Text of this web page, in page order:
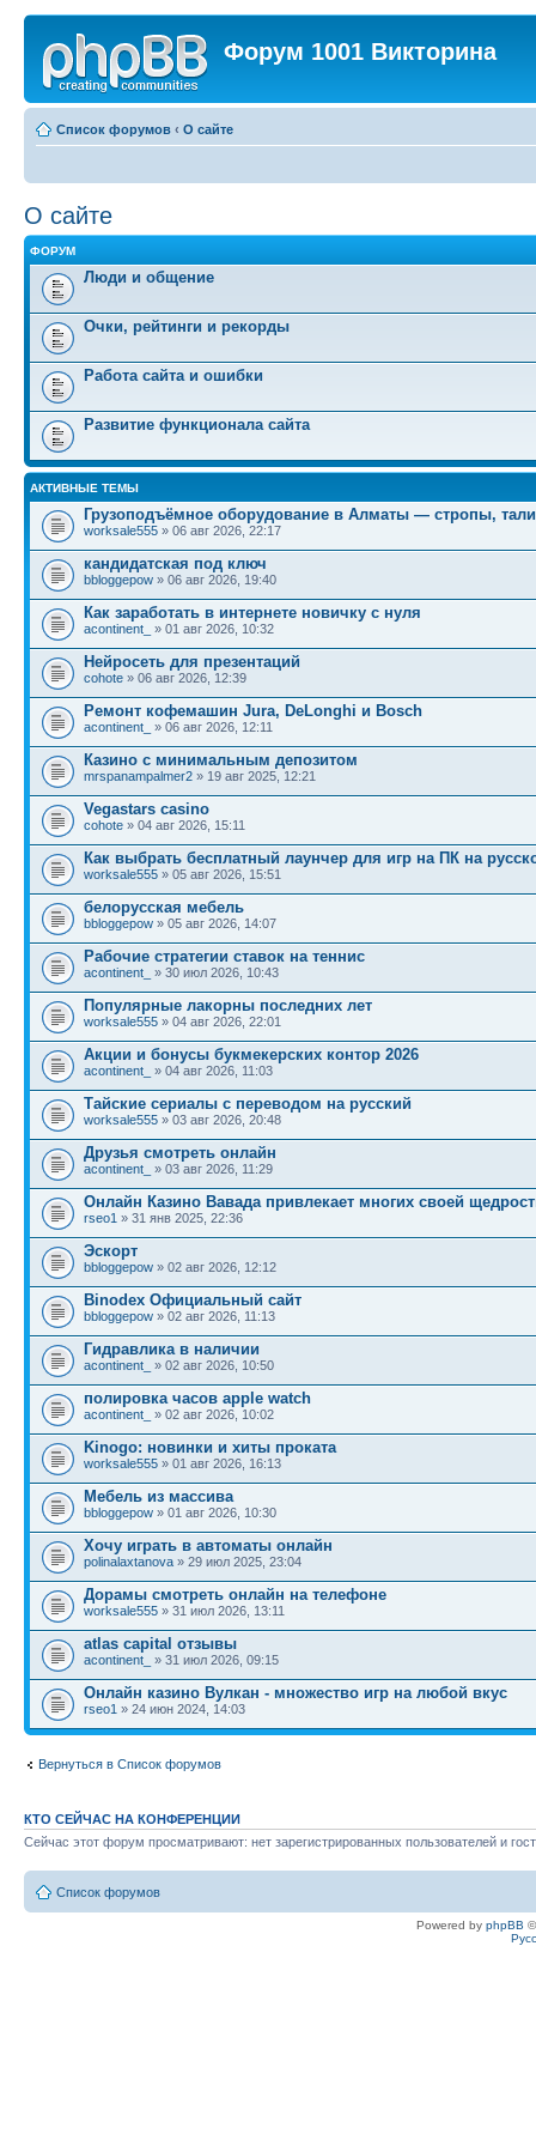
Форум 1001 Викторина
Список форумов ‹ О сайте
О сайте
ФОРУМ
Люди и общение
Очки, рейтинги и рекорды
Работа сайта и ошибки
Развитие функционала сайта
АКТИВНЫЕ ТЕМЫ
Грузоподъёмное оборудование в Алматы — стропы,
worksale555 » 06 авг 2026, 22:17
кандидатская под ключ
bbloggepow » 06 авг 2026, 19:40
Как заработать в интернете новичку с нуля
acontinent_ » 01 авг 2026, 10:32
Нейросеть для презентаций
cohote » 06 авг 2026, 12:39
Ремонт кофемашин Jura, DeLonghi и Bosch
acontinent_ » 06 авг 2026, 12:11
Казино с минимальным депозитом
mrspanampalmer2 » 19 авг 2025, 12:21
Vegastars casino
cohote » 04 авг 2026, 15:11
Как выбрать бесплатный лаунчер для игр на ПК на
worksale555 » 05 авг 2026, 15:51
белорусская мебель
bbloggepow » 05 авг 2026, 14:07
Рабочие стратегии ставок на теннис
acontinent_ » 30 июл 2026, 10:43
Популярные лакорны последних лет
worksale555 » 04 авг 2026, 22:01
Акции и бонусы букмекерских контор 2026
acontinent_ » 04 авг 2026, 11:03
Тайские сериалы с переводом на русский
worksale555 » 03 авг 2026, 20:48
Друзья смотреть онлайн
acontinent_ » 03 авг 2026, 11:29
Онлайн Казино Вавада привлекает многих своей
rseo1 » 31 янв 2025, 22:36
Эскорт
bbloggepow » 02 авг 2026, 12:12
Binodex Официальный сайт
bbloggepow » 02 авг 2026, 11:13
Гидравлика в наличии
acontinent_ » 02 авг 2026, 10:50
полировка часов apple watch
acontinent_ » 02 авг 2026, 10:02
Kinogo: новинки и хиты проката
worksale555 » 01 авг 2026, 16:13
Мебель из массива
bbloggepow » 01 авг 2026, 10:30
Хочу играть в автоматы онлайн
polinalaxtanova » 29 июл 2025, 23:04
Дорамы смотреть онлайн на телефоне
worksale555 » 31 июл 2026, 13:11
atlas capital отзывы
acontinent_ » 31 июл 2026, 09:15
Онлайн казино Вулкан - множество игр на любой вкус
rseo1 » 24 июн 2024, 14:03
Вернуться в Список форумов
КТО СЕЙЧАС НА КОНФЕРЕНЦИИ
Сейчас этот форум просматривают: нет зарегистрированных пользователей и
Список форумов
Powered by phpBB